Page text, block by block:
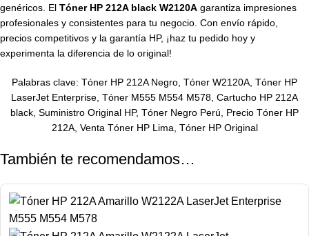
genéricos. El Tóner HP 212A black W2120A garantiza impresiones
profesionales y consistentes para tu negocio. Con envío rápido,
precios competitivos y la garantía HP, ¡haz tu pedido hoy y
experimenta la diferencia de lo original!
Palabras clave: Tóner HP 212A Negro, Tóner W2120A, Tóner HP
LaserJet Enterprise, Tóner M555 M554 M578, Cartucho HP 212A
black, Suministro Original HP, Tóner Negro Perú, Precio Tóner HP
212A, Venta Tóner HP Lima, Tóner HP Original
También te recomendamos…